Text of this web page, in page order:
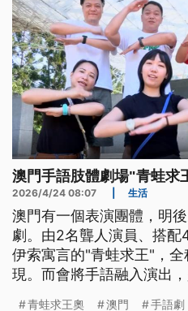
澳門手語肢體劇場"青蛙求
2026/4/24 08:07 生活
澳門有一個表演團體，明
劇。由2名聾人演員、搭配
伊索寓言的"青蛙求王"，
現。而會將手語融入演出
青蛙求王奧 澳門 手語劇